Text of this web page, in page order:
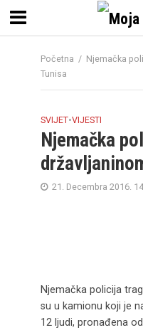
Početna / Njemačka
Tunisa
SVIJET•VIJESTI
Njemačka
21. Decembra 2016.
Njemačka policija
su u kamionu koji je
12 ljudi, pronađena